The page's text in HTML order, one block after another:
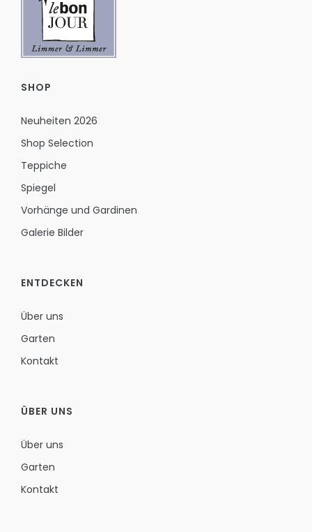
SHOP
Neuheiten 2026
Shop Selection
Teppiche
Spiegel
Vorhänge und Gardinen
Galerie Bilder
ENTDECKEN
Über uns
Garten
Kontakt
ÜBER UNS
Über uns
Garten
Kontakt